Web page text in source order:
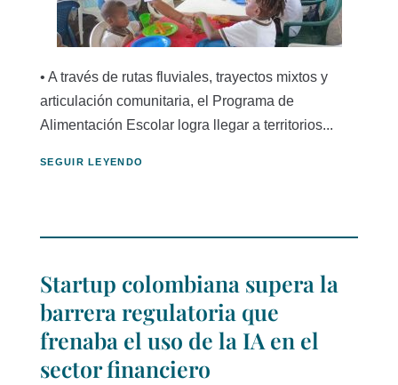
• A través de rutas fluviales, trayectos mixtos y
articulación comunitaria, el Programa de
Alimentación Escolar logra llegar a territorios...
SEGUIR LEYENDO
Startup colombiana supera la
barrera regulatoria que
frenaba el uso de la IA en el
sector financiero